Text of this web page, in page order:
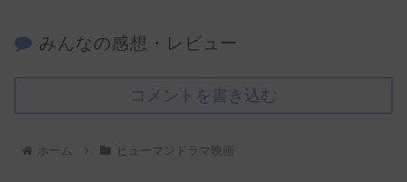
みんなの感想・レビュー
コメントを書き込む
ホーム ヒューマンドラマ映画